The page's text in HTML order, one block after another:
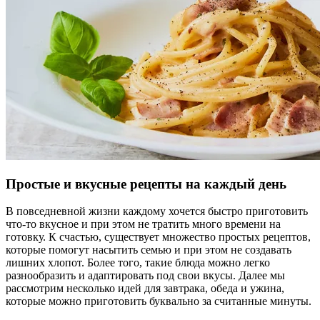
Простые и вкусные рецепты на каждый день
В повседневной жизни каждому хочется быстро приготовить
что-то вкусное и при этом не тратить много времени на
готовку. К счастью, существует множество простых рецептов,
которые помогут насытить семью и при этом не создавать
лишних хлопот. Более того, такие блюда можно легко
разнообразить и адаптировать под свои вкусы. Далее мы
рассмотрим несколько идей для завтрака, обеда и ужина,
которые можно приготовить буквально за считанные минуты.